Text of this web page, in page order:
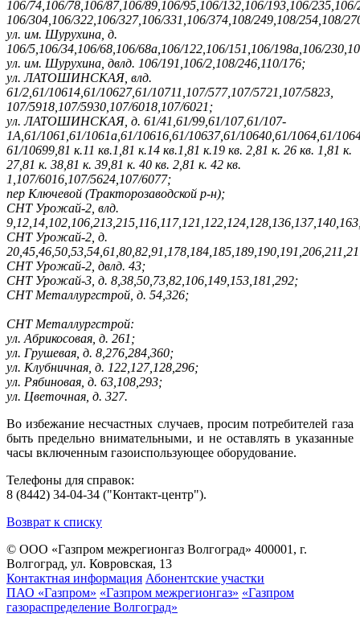
106/74,106/78,106/87,106/89,106/95,106/132,106/193,106/235,106/
106/304,106/322,106/327,106/331,106/374,108/249,108/254,108/
ул. им. Шурухина, д.
106/5,106/34,106/68,106/68а,106/122,106/151,106/198а,106/
ул. им. Шурухина, двлд. 106/191,106/2,108/246,110/176;
ул. ЛАТОШИНСКАЯ, влд.
61/2,61/10614,61/10627,61/10711,107/577,107/5721,107/5823,
107/5918,107/5930,107/6018,107/6021;
ул. ЛАТОШИНСКАЯ, д. 61/41,61/99,61/107,61/107-
1А,61/1061,61/1061а,61/10616,61/10637,61/10640,61/1064,61/
61/10699,81 к.11 кв.1,81 к.14 кв.1,81 к.19 кв. 2,81 к. 26 кв. 1,81 к.
27,81 к. 38,81 к. 39,81 к. 40 кв. 2,81 к. 42 кв.
1,107/6016,107/5624,107/6077;
пер Ключевой (Тракторозаводской р-н);
СНТ Урожай-2, влд.
СНТ Урожай-2, д.
СНТ Урожай-2, двлд. 43;
СНТ Урожай-3, д. 8,38,50,73,82,106,149,153,181,292;
СНТ Металлургстрой, д. 54,326;
СНТ Металлургстрой:
ул. Абрикосовая, д. 261;
ул. Грушевая, д. 8,276,284,360;
ул. Клубничная, д. 122,127,128,296;
ул. Рябиновая, д. 63,108,293;
ул. Цветочная, д. 327.
Во избежание несчастных случаев, просим потребителей газа
быть предельно внимательными, и не оставлять в указанные
часы включенным газоиспользующее оборудование.
Телефоны для справок:
8 (8442) 34-04-34 ("Контакт-центр").
Возврат к списку
© ООО «Газпром межрегионгаз Волгоград» 400001, г.
Волгоград, ул. Ковровская, 13
Контактная информация Абонентские участки
ПАО «Газпром» «Газпром межрегионгаз» «Газпром
газораспределение Волгоград»